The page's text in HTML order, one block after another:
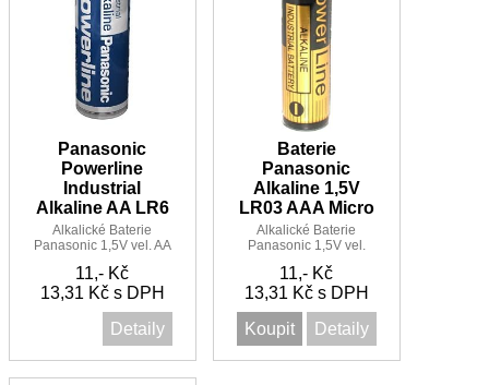
Panasonic
Powerline
Industrial
Alkaline AA LR6
Alkalické Baterie
Panasonic 1,5V vel. AA
11,- Kč
13,31 Kč s DPH
Detaily
Baterie
Panasonic
Alkaline 1,5V
LR03 AAA Micro
Alkalické Baterie
Panasonic 1,5V vel.
volná
11,- Kč
13,31 Kč s DPH
Koupit
Detaily